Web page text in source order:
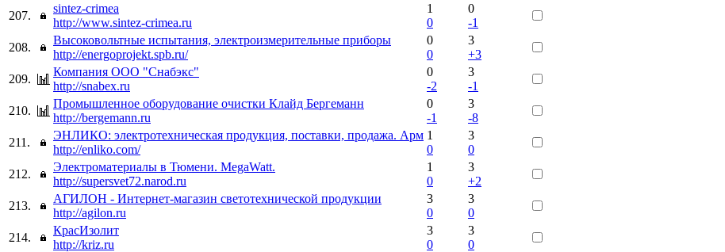
207.
sintez-crimea
http://www.sintez-crimea.ru
1
0
0
-1
208.
Высоковольтные испытания, электроизмерительные приборы
http://energoprojekt.spb.ru/
0
0
3
+3
209.
Компания ООО "Снабэкс"
http://snabex.ru
0
-2
3
-1
210.
Промышленное оборудование очистки Клайд Бергеманн
http://bergemann.ru
0
-1
3
-8
211.
ЭНЛИКО: электротехническая продукция, поставки, продажа. Арм
http://enliko.com/
1
0
3
0
212.
Электроматериалы в Тюмени. MegaWatt.
http://supersvet72.narod.ru
1
0
3
+2
213.
АГИЛОН - Интернет-магазин светотехнической продукции
http://agilon.ru
3
0
3
0
214.
КрасИзолит
http://kriz.ru
3
0
3
0